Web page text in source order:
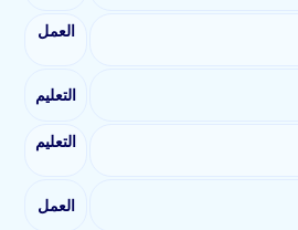
العمل
التعليم
التعليم
العمل